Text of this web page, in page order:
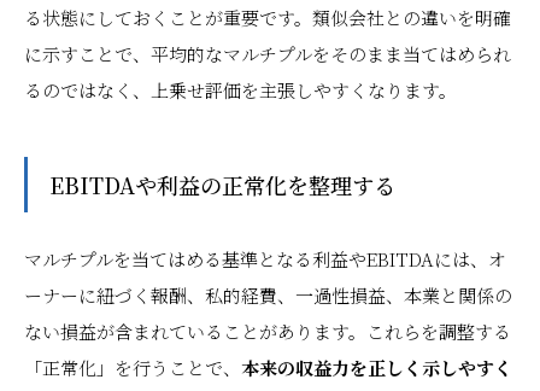
る状態にしておくことが重要です。類似会社との違いを明確
に示すことで、平均的なマルチプルをそのまま当てはめられ
るのではなく、上乗せ評価を主張しやすくなります。
EBITDAや利益の正常化を整理する
マルチプルを当てはめる基準となる利益やEBITDAには、オ
ーナーに紐づく報酬、私的経費、一過性損益、本業と関係の
ない損益が含まれていることがあります。これらを調整する
「正常化」を行うことで、 本来の収益力を正しく示しやすく